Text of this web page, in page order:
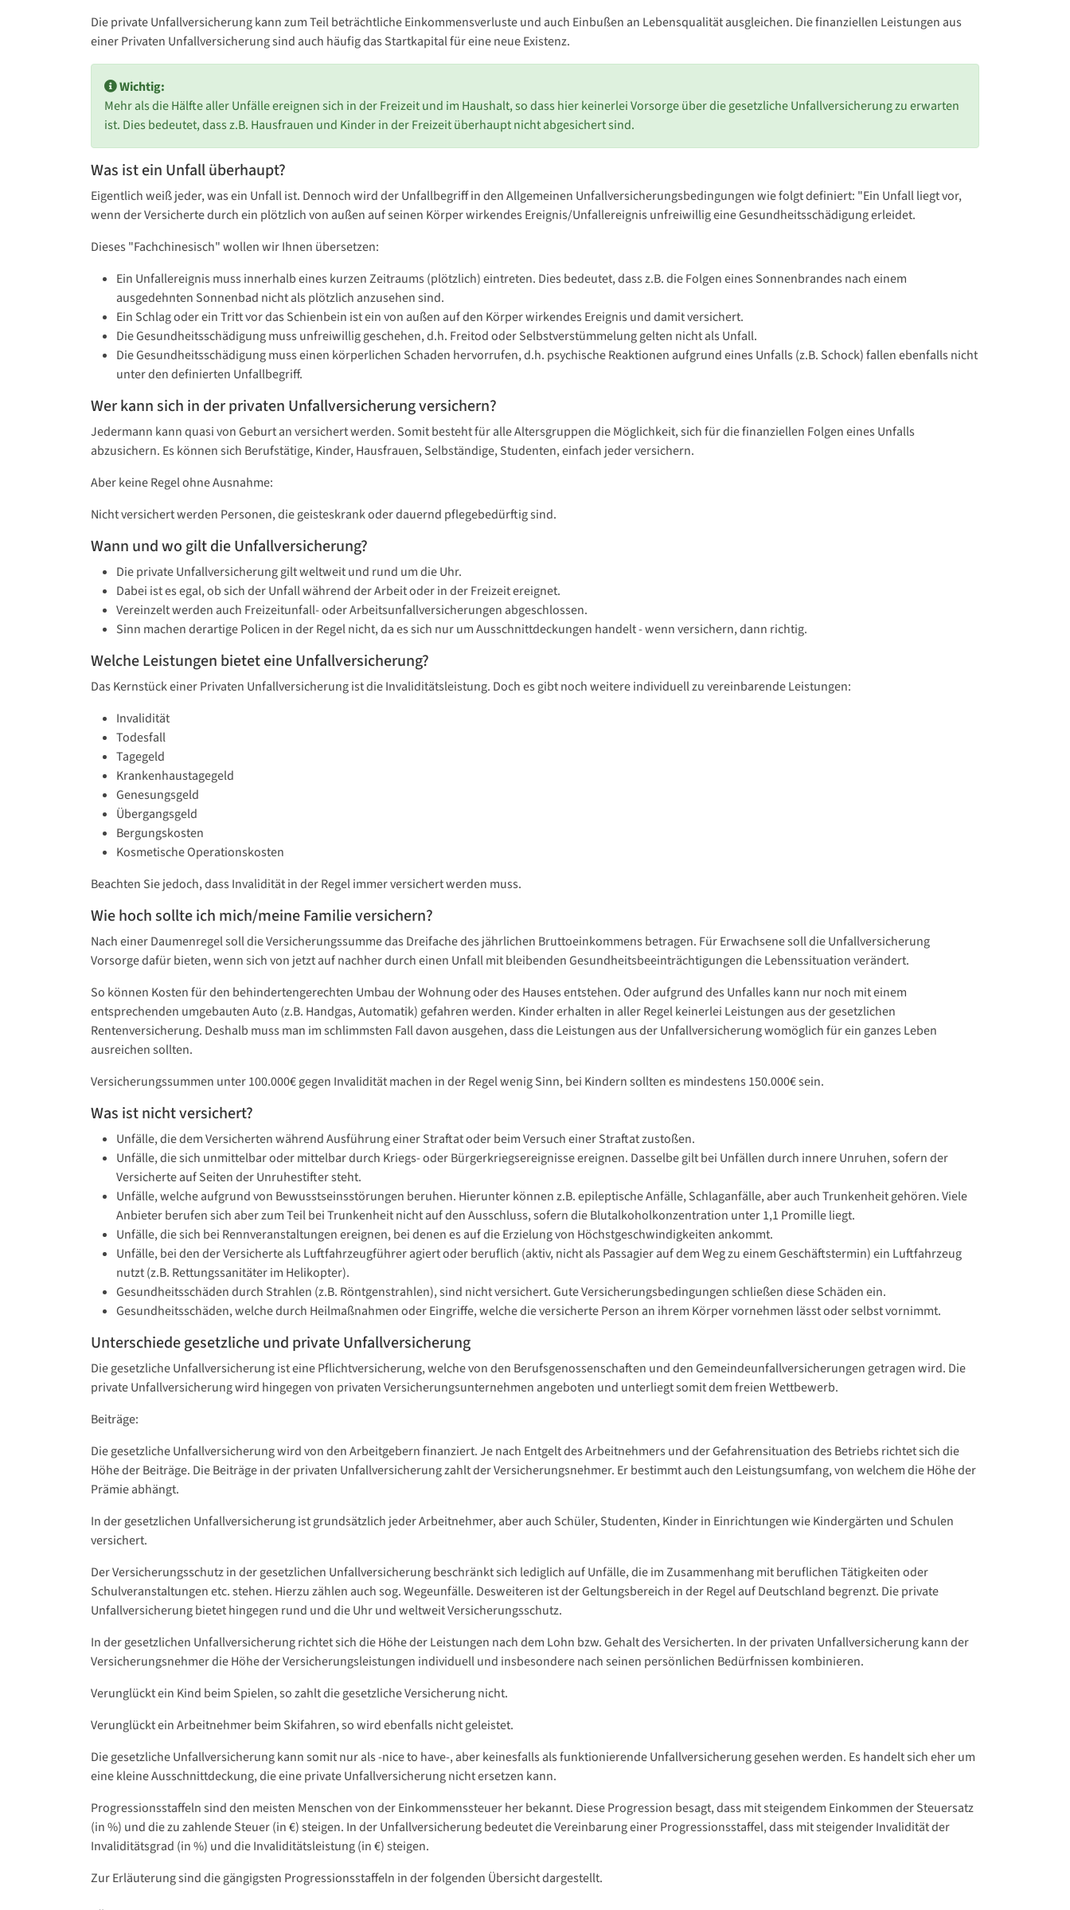
Die private Unfallversicherung kann zum Teil beträchtliche Einkommensverluste und auch Einbußen an Lebensqualität ausgleichen. Die finanziellen Leistungen aus
einer Privaten Unfallversicherung sind auch häufig das Startkapital für eine neue Existenz.
Wichtig:
Mehr als die Hälfte aller Unfälle ereignen sich in der Freizeit und im Haushalt, so dass hier keinerlei Vorsorge über die gesetzliche Unfallversicherung zu erwarten
ist. Dies bedeutet, dass z.B. Hausfrauen und Kinder in der Freizeit überhaupt nicht abgesichert sind.
Was ist ein Unfall überhaupt?
Eigentlich weiß jeder, was ein Unfall ist. Dennoch wird der Unfallbegriff in den Allgemeinen Unfallversicherungsbedingungen wie folgt definiert: "Ein Unfall liegt vor,
wenn der Versicherte durch ein plötzlich von außen auf seinen Körper wirkendes Ereignis/Unfallereignis unfreiwillig eine Gesundheitsschädigung erleidet.
Dieses "Fachchinesisch" wollen wir Ihnen übersetzen:
Ein Unfallereignis muss innerhalb eines kurzen Zeitraums (plötzlich) eintreten. Dies bedeutet, dass z.B. die Folgen eines Sonnenbrandes nach einem
ausgedehnten Sonnenbad nicht als plötzlich anzusehen sind.
Ein Schlag oder ein Tritt vor das Schienbein ist ein von außen auf den Körper wirkendes Ereignis und damit versichert.
Die Gesundheitsschädigung muss unfreiwillig geschehen, d.h. Freitod oder Selbstverstümmelung gelten nicht als Unfall.
Die Gesundheitsschädigung muss einen körperlichen Schaden hervorrufen, d.h. psychische Reaktionen aufgrund eines Unfalls (z.B. Schock) fallen ebenfalls nicht
unter den definierten Unfallbegriff.
Wer kann sich in der privaten Unfallversicherung versichern?
Jedermann kann quasi von Geburt an versichert werden. Somit besteht für alle Altersgruppen die Möglichkeit, sich für die finanziellen Folgen eines Unfalls
abzusichern. Es können sich Berufstätige, Kinder, Hausfrauen, Selbständige, Studenten, einfach jeder versichern.
Aber keine Regel ohne Ausnahme:
Nicht versichert werden Personen, die geisteskrank oder dauernd pflegebedürftig sind.
Wann und wo gilt die Unfallversicherung?
Die private Unfallversicherung gilt weltweit und rund um die Uhr.
Dabei ist es egal, ob sich der Unfall während der Arbeit oder in der Freizeit ereignet.
Vereinzelt werden auch Freizeitunfall- oder Arbeitsunfallversicherungen abgeschlossen.
Sinn machen derartige Policen in der Regel nicht, da es sich nur um Ausschnittdeckungen handelt - wenn versichern, dann richtig.
Welche Leistungen bietet eine Unfallversicherung?
Das Kernstück einer Privaten Unfallversicherung ist die Invaliditätsleistung. Doch es gibt noch weitere individuell zu vereinbarende Leistungen:
Invalidität
Todesfall
Tagegeld
Krankenhaustagegeld
Genesungsgeld
Übergangsgeld
Bergungskosten
Kosmetische Operationskosten
Beachten Sie jedoch, dass Invalidität in der Regel immer versichert werden muss.
Wie hoch sollte ich mich/meine Familie versichern?
Nach einer Daumenregel soll die Versicherungssumme das Dreifache des jährlichen Bruttoeinkommens betragen. Für Erwachsene soll die Unfallversicherung
Vorsorge dafür bieten, wenn sich von jetzt auf nachher durch einen Unfall mit bleibenden Gesundheitsbeeinträchtigungen die Lebenssituation verändert.
So können Kosten für den behindertengerechten Umbau der Wohnung oder des Hauses entstehen. Oder aufgrund des Unfalles kann nur noch mit einem
entsprechenden umgebauten Auto (z.B. Handgas, Automatik) gefahren werden. Kinder erhalten in aller Regel keinerlei Leistungen aus der gesetzlichen
Rentenversicherung. Deshalb muss man im schlimmsten Fall davon ausgehen, dass die Leistungen aus der Unfallversicherung womöglich für ein ganzes Leben
ausreichen sollten.
Versicherungssummen unter 100.000€ gegen Invalidität machen in der Regel wenig Sinn, bei Kindern sollten es mindestens 150.000€ sein.
Was ist nicht versichert?
Unfälle, die dem Versicherten während Ausführung einer Straftat oder beim Versuch einer Straftat zustoßen.
Unfälle, die sich unmittelbar oder mittelbar durch Kriegs- oder Bürgerkriegsereignisse ereignen. Dasselbe gilt bei Unfällen durch innere Unruhen, sofern der
Versicherte auf Seiten der Unruhestifter steht.
Unfälle, welche aufgrund von Bewusstseinsstörungen beruhen. Hierunter können z.B. epileptische Anfälle, Schlaganfälle, aber auch Trunkenheit gehören. Viele
Anbieter berufen sich aber zum Teil bei Trunkenheit nicht auf den Ausschluss, sofern die Blutalkoholkonzentration unter 1,1 Promille liegt.
Unfälle, die sich bei Rennveranstaltungen ereignen, bei denen es auf die Erzielung von Höchstgeschwindigkeiten ankommt.
Unfälle, bei den der Versicherte als Luftfahrzeugführer agiert oder beruflich (aktiv, nicht als Passagier auf dem Weg zu einem Geschäftstermin) ein Luftfahrzeug
nutzt (z.B. Rettungssanitäter im Helikopter).
Gesundheitsschäden durch Strahlen (z.B. Röntgenstrahlen), sind nicht versichert. Gute Versicherungsbedingungen schließen diese Schäden ein.
Gesundheitsschäden, welche durch Heilmaßnahmen oder Eingriffe, welche die versicherte Person an ihrem Körper vornehmen lässt oder selbst vornimmt.
Unterschiede gesetzliche und private Unfallversicherung
Die gesetzliche Unfallversicherung ist eine Pflichtversicherung, welche von den Berufsgenossenschaften und den Gemeindeunfallversicherungen getragen wird. Die
private Unfallversicherung wird hingegen von privaten Versicherungsunternehmen angeboten und unterliegt somit dem freien Wettbewerb.
Beiträge:
Die gesetzliche Unfallversicherung wird von den Arbeitgebern finanziert. Je nach Entgelt des Arbeitnehmers und der Gefahrensituation des Betriebs richtet sich die
Höhe der Beiträge. Die Beiträge in der privaten Unfallversicherung zahlt der Versicherungsnehmer. Er bestimmt auch den Leistungsumfang, von welchem die Höhe der
Prämie abhängt.
In der gesetzlichen Unfallversicherung ist grundsätzlich jeder Arbeitnehmer, aber auch Schüler, Studenten, Kinder in Einrichtungen wie Kindergärten und Schulen
versichert.
Der Versicherungsschutz in der gesetzlichen Unfallversicherung beschränkt sich lediglich auf Unfälle, die im Zusammenhang mit beruflichen Tätigkeiten oder
Schulveranstaltungen etc. stehen. Hierzu zählen auch sog. Wegeunfälle. Desweiteren ist der Geltungsbereich in der Regel auf Deutschland begrenzt. Die private
Unfallversicherung bietet hingegen rund und die Uhr und weltweit Versicherungsschutz.
In der gesetzlichen Unfallversicherung richtet sich die Höhe der Leistungen nach dem Lohn bzw. Gehalt des Versicherten. In der privaten Unfallversicherung kann der
Versicherungsnehmer die Höhe der Versicherungsleistungen individuell und insbesondere nach seinen persönlichen Bedürfnissen kombinieren.
Verunglückt ein Kind beim Spielen, so zahlt die gesetzliche Versicherung nicht.
Verunglückt ein Arbeitnehmer beim Skifahren, so wird ebenfalls nicht geleistet.
Die gesetzliche Unfallversicherung kann somit nur als -nice to have-, aber keinesfalls als funktionierende Unfallversicherung gesehen werden. Es handelt sich eher um
eine kleine Ausschnittdeckung, die eine private Unfallversicherung nicht ersetzen kann.
Progressionsstaffeln sind den meisten Menschen von der Einkommenssteuer her bekannt. Diese Progression besagt, dass mit steigendem Einkommen der Steuersatz
(in %) und die zu zahlende Steuer (in €) steigen. In der Unfallversicherung bedeutet die Vereinbarung einer Progressionsstaffel, dass mit steigender Invalidität der
Invaliditätsgrad (in %) und die Invaliditätsleistung (in €) steigen.
Zur Erläuterung sind die gängigsten Progressionsstaffeln in der folgenden Übersicht dargestellt.